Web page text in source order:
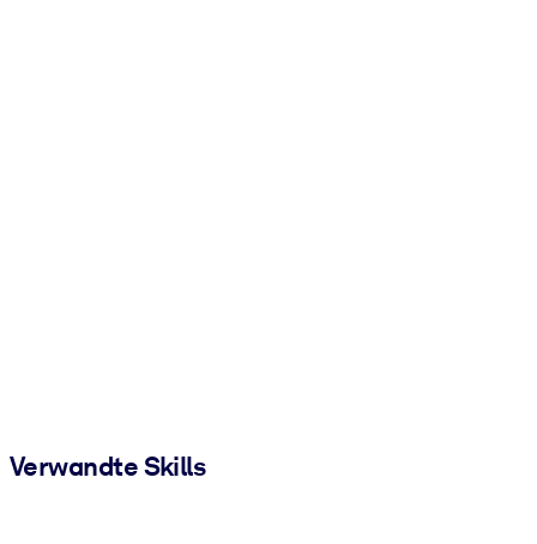
Verwandte Skills